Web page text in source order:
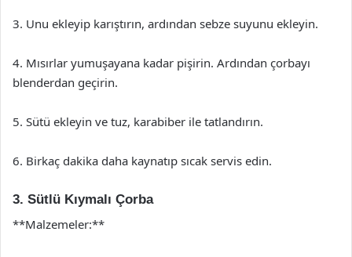
3. Unu ekleyip karıştırın, ardından sebze suyunu ekleyin.
4. Mısırlar yumuşayana kadar pişirin. Ardından çorbayı
blenderdan geçirin.
5. Sütü ekleyin ve tuz, karabiber ile tatlandırın.
6. Birkaç dakika daha kaynatıp sıcak servis edin.
3. Sütlü Kıymalı Çorba
**Malzemeler:**